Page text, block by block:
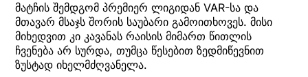
მატჩის შემდგომ პრემიერ ლიგიდან VAR-სა და
მთავარ მსაჯს შორის საუბარი გამოითხოვეს. მისი
მიხედვით კი კავანას რაისის მიმართ წითლის
ჩვენება არ სურდა, თუმცა წესებით ზედმიწევნით
ზუსტად იხელმძღვანელა.